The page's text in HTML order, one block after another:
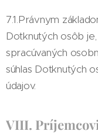
7.1.Právnym
Dotknutých osôb
spracúvaných
súhlas Dotknutých
údajov.
VIII.